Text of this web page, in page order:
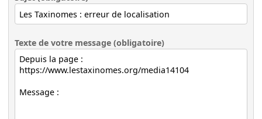
Texte de votre message (obligatoire)